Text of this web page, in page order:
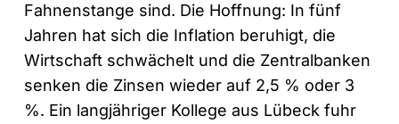
Fahnenstange sind. Die Hoffnung: In fünf
Jahren hat sich die Inflation beruhigt, die
Wirtschaft schwächelt und die Zentralbanken
senken die Zinsen wieder auf 2,5 % oder 3
%. Ein langjähriger Kollege aus Lübeck fuhr